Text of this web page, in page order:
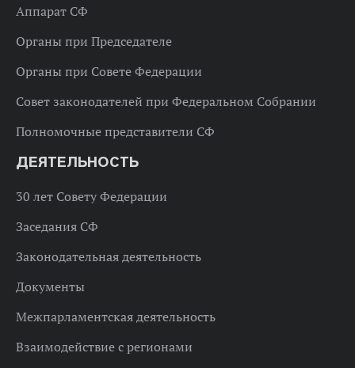
Аппарат СФ
Органы при Председателе
Органы при Совете Федерации
Совет законодателей при Федеральном Собрании
Полномочные представители СФ
ДЕЯТЕЛЬНОСТЬ
30 лет Совету Федерации
Заседания СФ
Законодательная деятельность
Документы
Межпарламентская деятельность
Взаимодействие с регионами